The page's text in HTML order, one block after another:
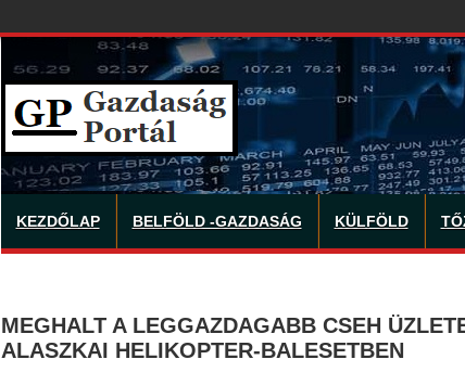
KEZDŐLAP BELFÖLD -GAZDASÁG KÜLFÖLD
MEGHALT A LEGGAZDAGABB CSEH
ALASZKAI HELIKOPTER-BALESETBEN